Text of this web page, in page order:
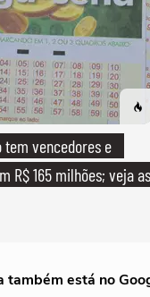
vencedores e
R$ 165 milhões; veja as
também está no